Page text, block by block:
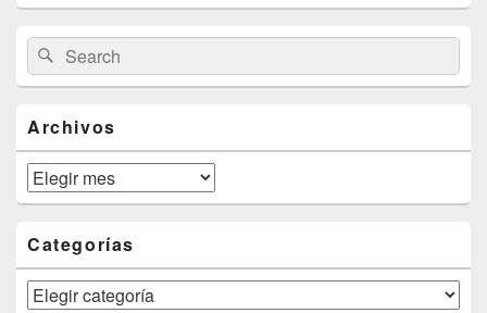
Primary
Sidebar
Widget
Area
Search
for:
Search
Archivos
Archivos
Categorías
Categorías